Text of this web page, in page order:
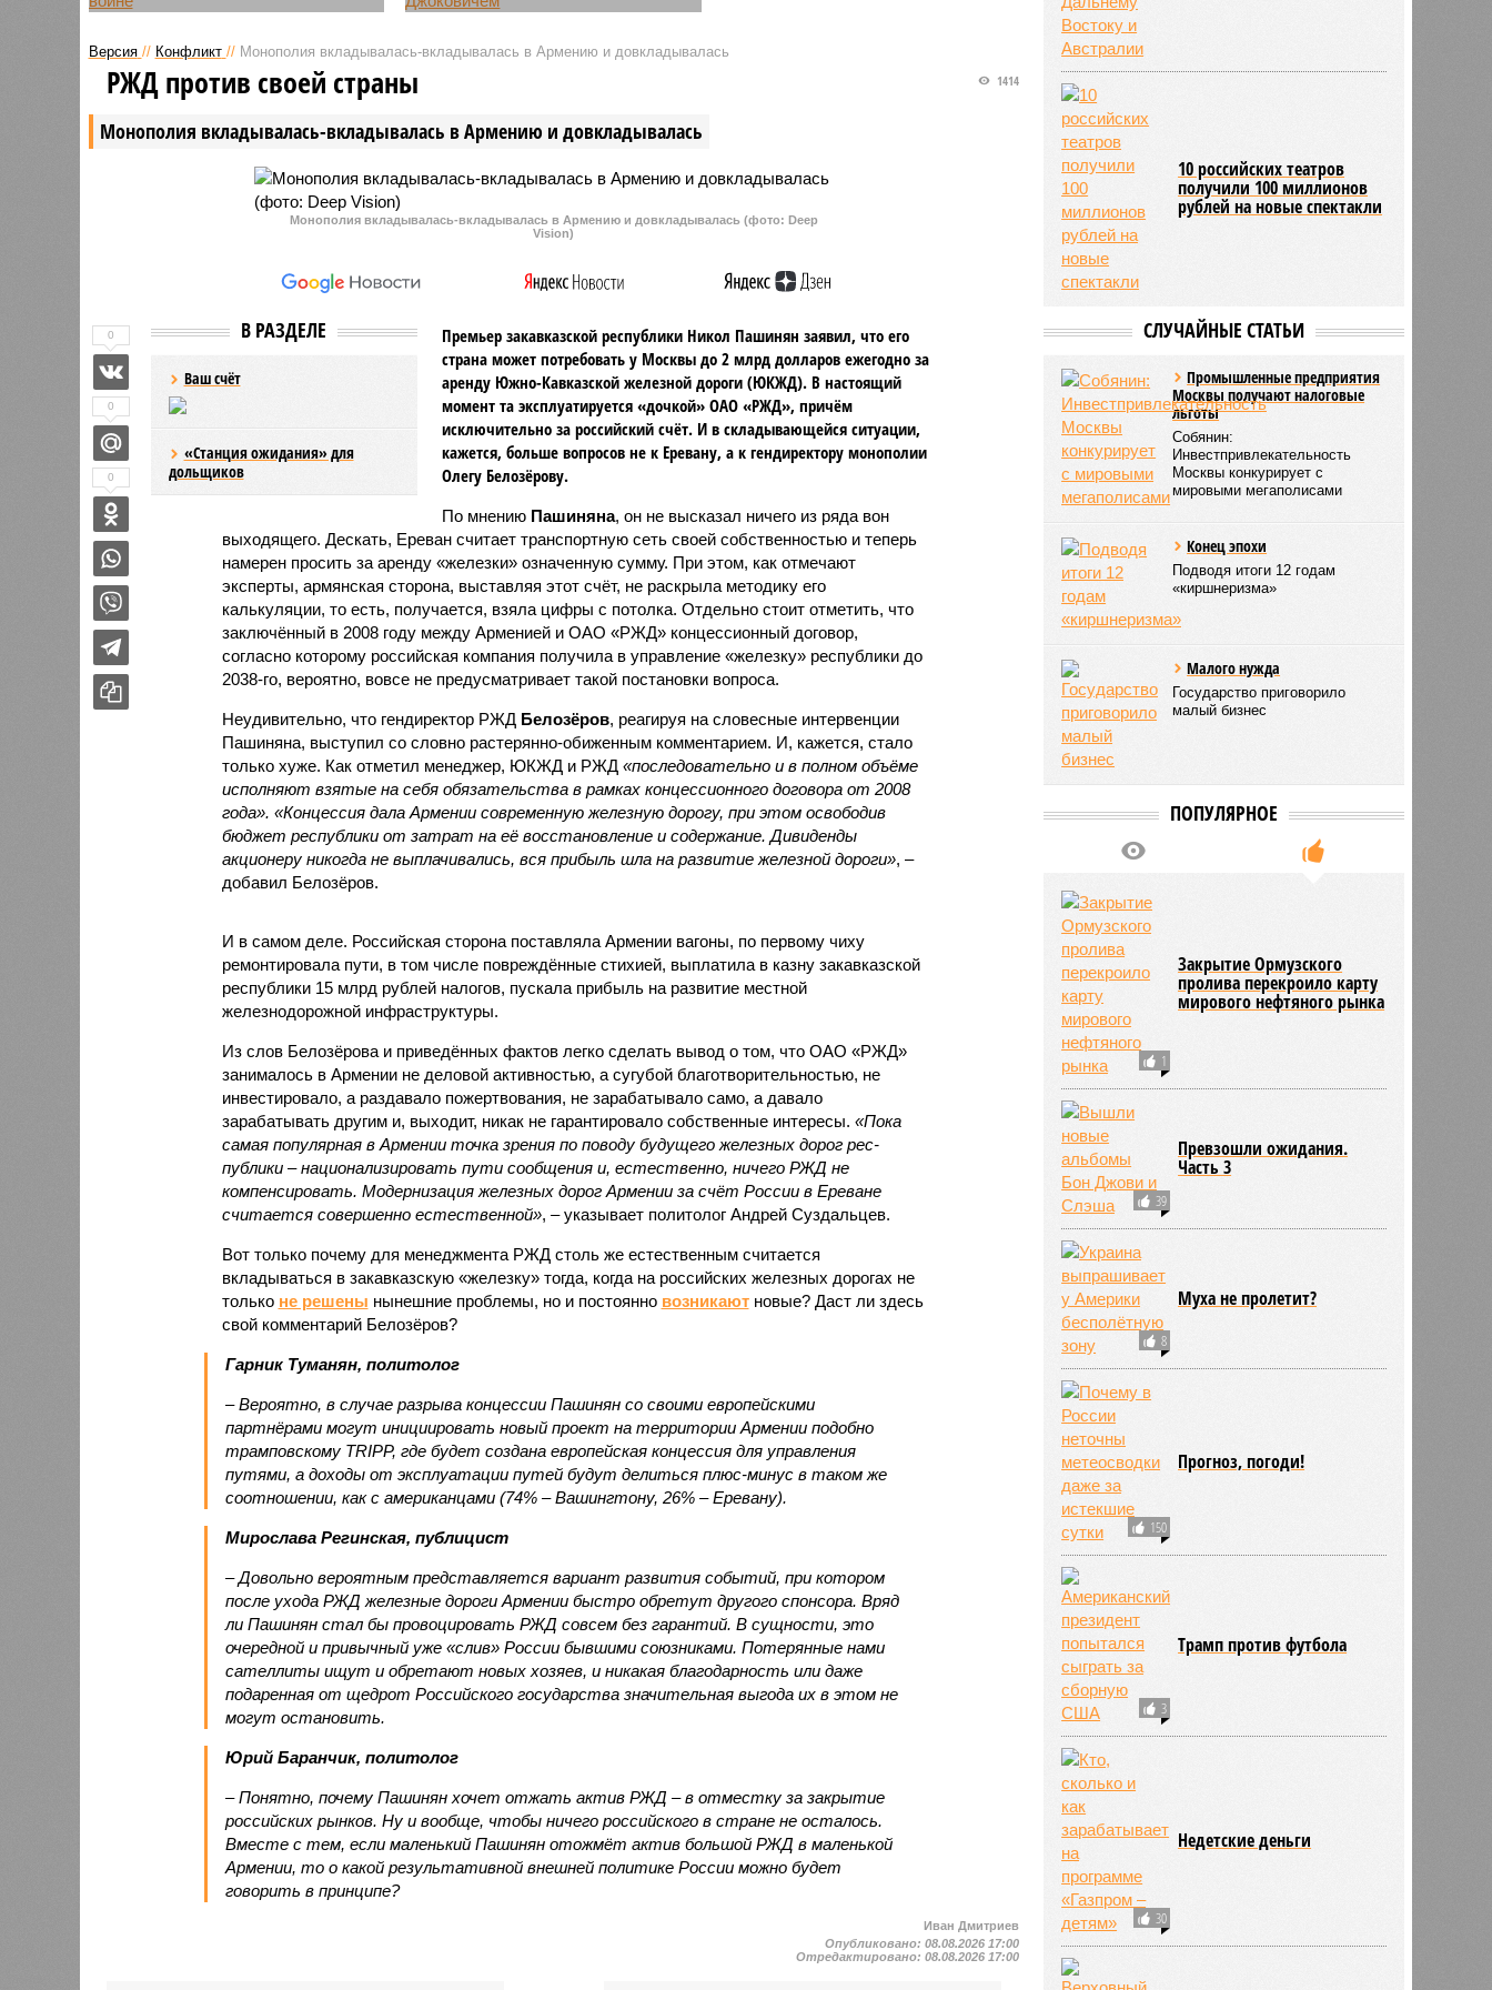
Как полагает министр обороны
время существует серьезная
угроза начала глобального
конфликта. По его словам,
Вашингтону необходимо
Америка хочет избежать
масштабного противостояния.
Российский теннисист Даниил
первой ракеткой мира Карлосом
серии Большого шлема в пятый
рекорд по этому показателю
Версия // Конфликт // Монополия вкладывалась-вкладывалась в Армению и довкладывалась
Монополия вкладывалась-вкладывалась в Армению и довкладывалась
1414
РЖД против своей страны
Монополия вкладывалась-вкладывалась в Армению и довкладывалась (фото: Deep
Vision)
В РАЗДЕЛЕ
Ваш счёт
«Станция ожидания» для
дольщиков
Премьер закавказской республики Никол Пашинян заявил, что его
страна может потребовать у Москвы до 2 млрд долларов ежегодно за
аренду Южно-Кавказской железной дороги (ЮКЖД). В настоящий
момент та эксплуатируется «дочкой» ОАО «РЖД», причём
исключительно за российский счёт. И в складывающейся ситуации,
кажется, больше вопросов не к Еревану, а к гендиректору монополии
Олегу Белозёрову.
По мнению Пашиняна, он не высказал ничего из ряда вон
выходящего. Дескать, Ереван считает транспортную сеть своей собственностью и теперь
намерен просить за аренду «железки» означенную сумму. При этом, как отмечают
эксперты, армянская сторона, выставляя этот счёт, не раскрыла методику его
калькуляции, то есть, получается, взяла цифры с потолка. Отдельно стоит отметить, что
заключённый в 2008 году между Арменией и ОАО «РЖД» концессионный договор,
согласно которому российская компания получила в управление «железку» республики до
2038-го, вероятно, вовсе не предусматривает такой постановки вопроса.
Неудивительно, что гендиректор РЖД Белозёров, реагируя на словесные интервенции
Пашиняна, выступил со словно растерянно-обиженным комментарием. И, кажется, стало
только хуже. Как отметил менеджер, ЮКЖД и РЖД «последовательно и в полном объёме
исполняют взятые на себя обязательства в рамках концессионного договора от 2008
года». «Концессия дала Армении современную железную дорогу, при этом освободив
бюджет республики от затрат на её восстановление и содержание. Дивиденды
акционеру никогда не выплачивались, вся прибыль шла на развитие железной дороги», –
добавил Белозёров.
И в самом деле. Российская сторона поставляла Армении вагоны, по первому чиху
ремонтировала пути, в том числе повреждённые стихией, выплатила в казну закавказской
республики 15 млрд рублей налогов, пускала прибыль на развитие местной
железнодорожной инфраструктуры.
Из слов Белозёрова и приведённых фактов легко сделать вывод о том, что ОАО «РЖД»
занималось в Армении не деловой активностью, а сугубой благотворительностью, не
инвестировало, а раздавало пожертвования, не зарабатывало само, а давало
зарабатывать другим и, выходит, никак не гарантировало собственные интересы. «Пока
самая популярная в Армении точка зрения по поводу будущего железных дорог рес­
публики – национализировать пути сообщения и, естественно, ничего РЖД не
компенсировать. Модернизация железных дорог Армении за счёт России в Ереване
считается совершенно естественной», – указывает политолог Андрей Суздальцев.
Вот только почему для менеджмента РЖД столь же естественным считается
вкладываться в закавказскую «железку» тогда, когда на российских железных дорогах не
только не решены нынешние проблемы, но и постоянно возникаютновые? Даст ли здесь
свой комментарий Белозёров?
Гарник Туманян, политолог
– Вероятно, в случае разрыва концессии Пашинян со своими европейскими
партнёрами могут инициировать новый проект на территории Армении подобно
трамповскому TRIPP, где будет создана европейская концессия для управления
путями, а доходы от эксплуатации путей будут делиться плюс-минус в таком же
соотношении, как с американцами (74% – Вашингтону, 26% – Еревану).
Мирослава Регинская, публицист
– Довольно вероятным представляется вариант развития событий, при котором
после ухода РЖД железные дороги Армении быстро обретут другого спонсора. Вряд
ли Пашинян стал бы провоцировать РЖД совсем без гарантий. В сущности, это
очередной и привычный уже «слив» России бывшими союзниками. Потерянные нами
сателлиты ищут и обретают новых хозяев, и никакая благодарность или даже
подаренная от щедрот Российского государства значительная выгода их в этом не
могут остановить.
Юрий Баранчик, политолог
– Понятно, почему Пашинян хочет отжать актив РЖД – в отместку за закрытие
российских рынков. Ну и вообще, чтобы ничего российского в стране не осталось.
Вместе с тем, если маленький Пашинян отожмёт актив большой РЖД в маленькой
Армении, то о какой результативной внешней политике России можно будет
говорить в принципе?
0
0
0
Иван Дмитриев
Опубликовано:08.08.2026 17:00
Отредактировано:08.08.2026 17:00
10 российских театров
получили 100 миллионов
рублей на новые спектакли
СЛУЧАЙНЫЕ СТАТЬИ
Промышленные предприятия
Москвы получают налоговые
льготы
Собянин:
Инвестпривлекательность
Москвы конкурирует с
мировыми мегаполисами
Конец эпохи
Подводя итоги 12 годам
«киршнеризма»
Малого нужда
Государство приговорило
малый бизнес
ПОПУЛЯРНОЕ
1
Закрытие Ормузского
пролива перекроило карту
мирового нефтяного рынка
39
Превзошли ожидания.
Часть 3
8
Муха не пролетит?
150
Прогноз, погоди!
3
Трамп против футбола
30
Недетские деньги